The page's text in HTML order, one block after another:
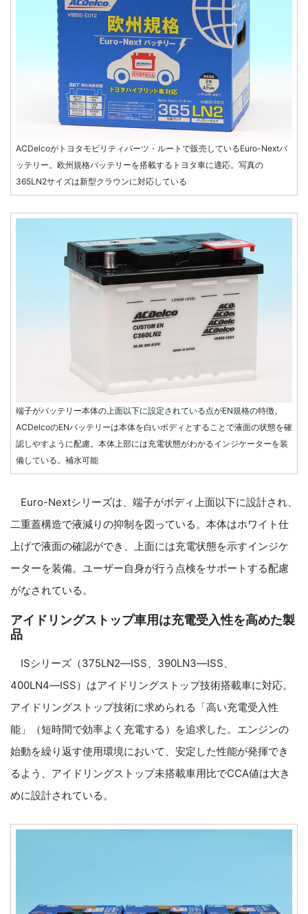
ACDelcoがトヨタモビリティパーツ・ルートで販売しているEuro-Nextバ
ッテリー。欧州規格バッテリーを搭載するトヨタ車に適応。写真の
365LN2サイズは新型クラウンに対応している
端子がバッテリー本体の上面以下に設定されている点がEN規格の特徴。
ACDelcoのENバッテリーは本体を白いボディとすることで液面の状態を確
認しやすように配慮。本体上部には充電状態がわかるインジケーターを装
備している。補水可能
Euro-Nextシリーズは、端子がボディ上面以下に設計され、
二重蓋構造で液減りの抑制を図っている。本体はホワイト仕
上げで液面の確認ができ、上面には充電状態を示すインジケ
ーターを装備。ユーザー自身が行う点検をサポートする配慮
がなされている。
アイドリングストップ車用は充電受入性を高めた製
品
ISシリーズ（375LN2―ISS、390LN3―ISS、
400LN4―ISS）はアイドリングストップ技術搭載車に対応。
アイドリングストップ技術に求められる「高い充電受入性
能」（短時間で効率よく充電する）を追求した。エンジンの
始動を繰り返す使用環境において、安定した性能が発揮でき
るよう、アイドリングストップ未搭載車用比でCCA値は大き
めに設計されている。